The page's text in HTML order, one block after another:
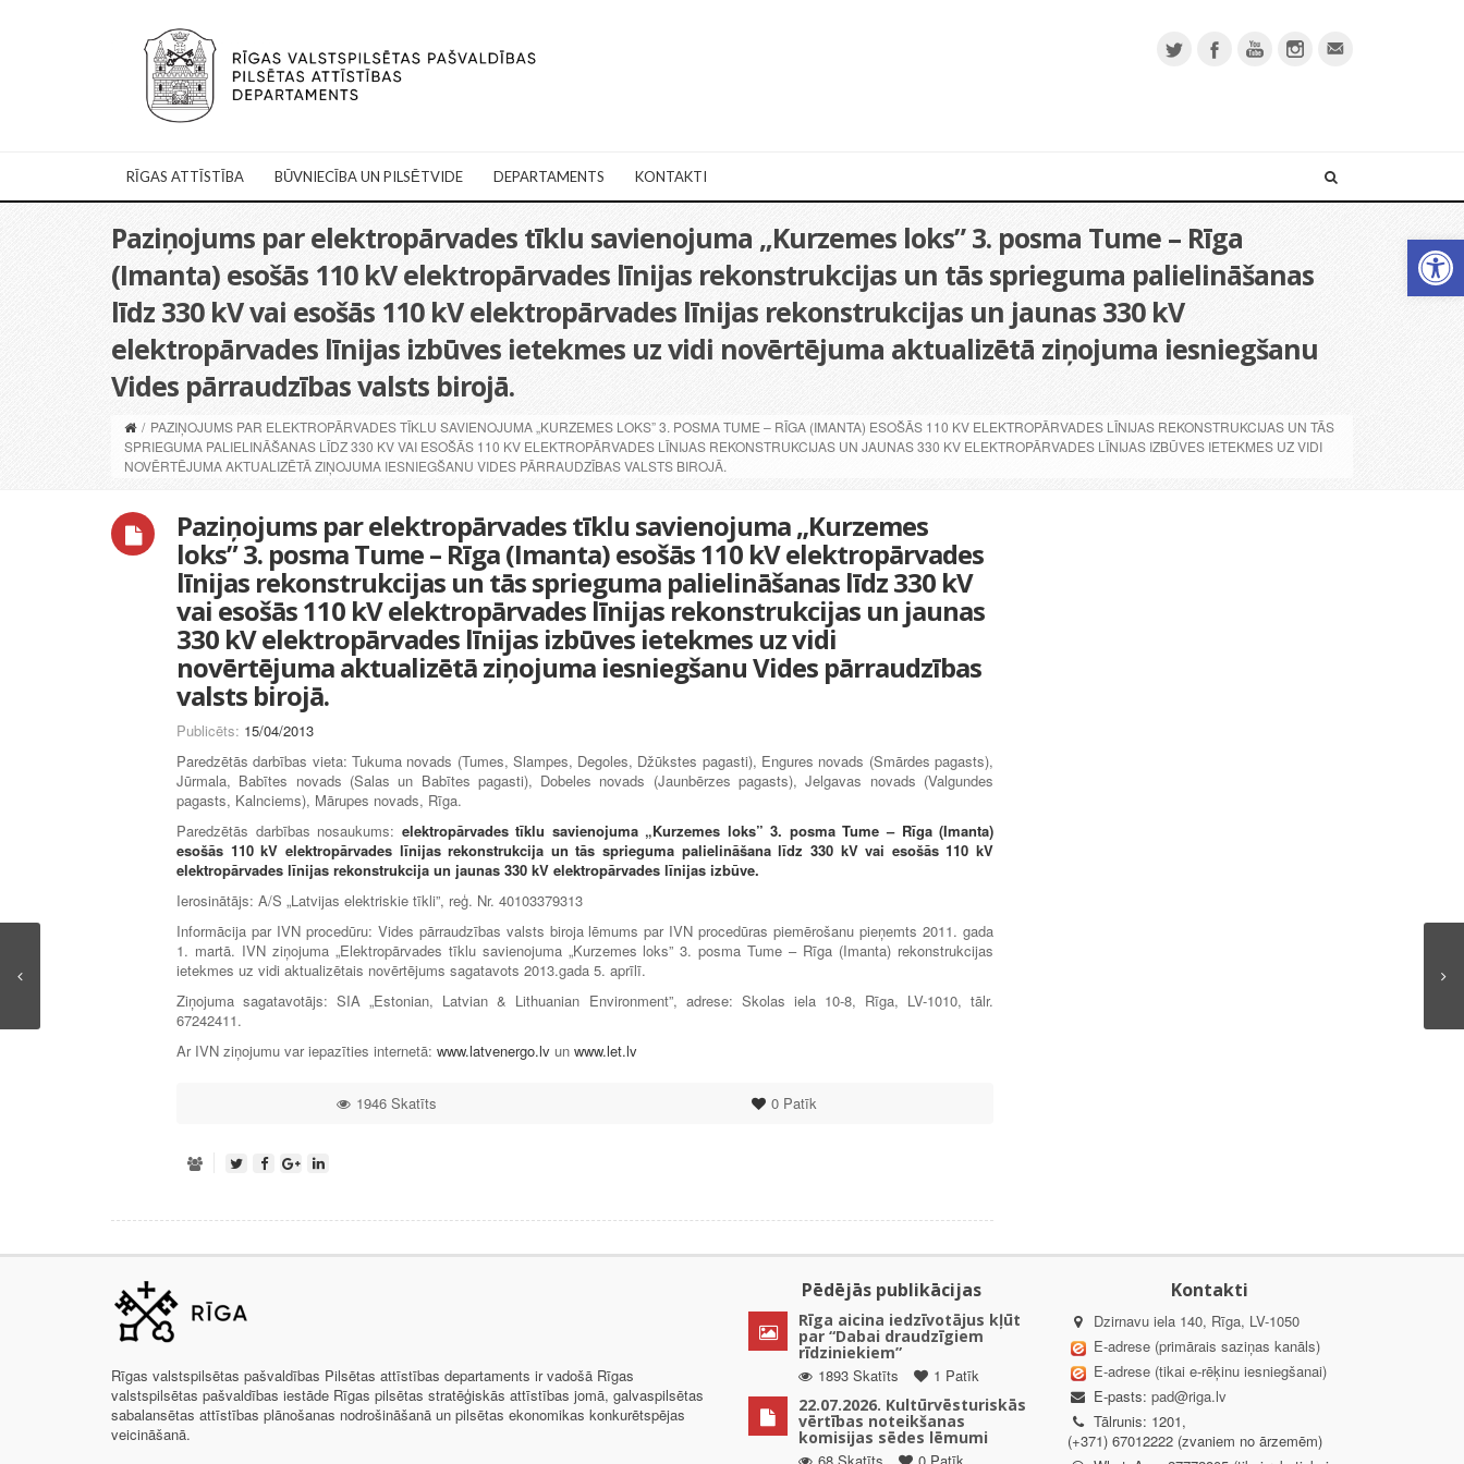
RĪGAS ATTĪSTĪBA BŪVNIECĪBA UN PILSĒTVIDE DEPARTAMENTS KONTAKTI
Paziņojums par elektropārvades tīklu savienojuma „Kurzemes loks” 3. posma Tume – Rīga
(Imanta) esošās 110 kV elektropārvades līnijas rekonstrukcijas un tās sprieguma palielināšanas
līdz 330 kV vai esošās 110 kV elektropārvades līnijas rekonstrukcijas un jaunas 330 kV
elektropārvades līnijas izbūves ietekmes uz vidi novērtējuma aktualizētā ziņojuma iesniegšanu
Vides pārraudzības valsts birojā.
/ PAZIŅOJUMS PAR ELEKTROPĀRVADES TĪKLU SAVIENOJUMA „KURZEMES LOKS” 3. POSMA TUME – RĪGA (IMANTA) ESOŠĀS 110 KV ELEKTROPĀRVADES LĪNIJAS REKONSTRUKCIJAS UN TĀS
SPRIEGUMA PALIELINĀŠANAS LĪDZ 330 KV VAI ESOŠĀS 110 KV ELEKTROPĀRVADES LĪNIJAS REKONSTRUKCIJAS UN JAUNAS 330 KV ELEKTROPĀRVADES LĪNIJAS IZBŪVES IETEKMES UZ VIDI
NOVĒRTĒJUMA AKTUALIZĒTĀ ZIŅOJUMA IESNIEGŠANU VIDES PĀRRAUDZĪBAS VALSTS BIROJĀ.
Paziņojums par elektropārvades tīklu savienojuma „Kurzemes
loks” 3. posma Tume – Rīga (Imanta) esošās 110 kV elektropārvades
līnijas rekonstrukcijas un tās sprieguma palielināšanas līdz 330 kV
vai esošās 110 kV elektropārvades līnijas rekonstrukcijas un jaunas
330 kV elektropārvades līnijas izbūves ietekmes uz vidi
novērtējuma aktualizētā ziņojuma iesniegšanu Vides pārraudzības
valsts birojā.
Publicēts: 15/04/2013
Paredzētās darbības vieta: Tukuma novads (Tumes, Slampes, Degoles, Džūkstes pagasti), Engures novads (Smārdes pagasts),
Jūrmala, Babītes novads (Salas un Babītes pagasti), Dobeles novads (Jaunbērzes pagasts), Jelgavas novads (Valgundes
pagasts, Kalnciems), Mārupes novads, Rīga.
Paredzētās darbības nosaukums: elektropārvades tīklu savienojuma „Kurzemes loks” 3. posma Tume – Rīga (Imanta)
esošās 110 kV elektropārvades līnijas rekonstrukcija un tās sprieguma palielināšana līdz 330 kV vai esošās 110 kV
elektropārvades līnijas rekonstrukcija un jaunas 330 kV elektropārvades līnijas izbūve.
Ierosinātājs: A/S „Latvijas elektriskie tīkli”, reģ. Nr. 40103379313
Informācija par IVN procedūru: Vides pārraudzības valsts biroja lēmums par IVN procedūras piemērošanu pieņemts 2011. gada
1. martā. IVN ziņojuma „Elektropārvades tīklu savienojuma „Kurzemes loks” 3. posma Tume – Rīga (Imanta) rekonstrukcijas
ietekmes uz vidi aktualizētais novērtējums sagatavots 2013.gada 5. aprīlī.
Ziņojuma sagatavotājs: SIA „Estonian, Latvian & Lithuanian Environment”, adrese: Skolas iela 10-8, Rīga, LV-1010, tālr.
67242411.
Ar IVN ziņojumu var iepazīties internetā: www.latvenergo.lv un www.let.lv
0Patīk
1946 Skatīts
Rīgas valstspilsētas pašvaldības Pilsētas attīstības departaments ir vadošā Rīgas
valstspilsētas pašvaldības iestāde Rīgas pilsētas stratēģiskās attīstības jomā, galvaspilsētas
sabalansētas attīstības plānošanas nodrošināšanā un pilsētas ekonomikas konkurētspējas
veicināšanā.
Pēdējās publikācijas
Rīga aicina iedzīvotājus kļūt
par “Dabai draudzīgiem
rīdziniekiem”
1893 Skatīts
1 Patīk
22.07.2026. Kultūrvēsturiskās
vērtības noteikšanas
komisijas sēdes lēmumi
Kontakti
Dzirnavu iela 140, Rīga, LV-1050
E-adrese (primārais saziņas kanāls)
E-adrese (tikai e-rēķinu iesniegšanai)
E-pasts: pad@riga.lv
Tālrunis: 1201,
(+371) 67012222 (zvaniem no ārzemēm)